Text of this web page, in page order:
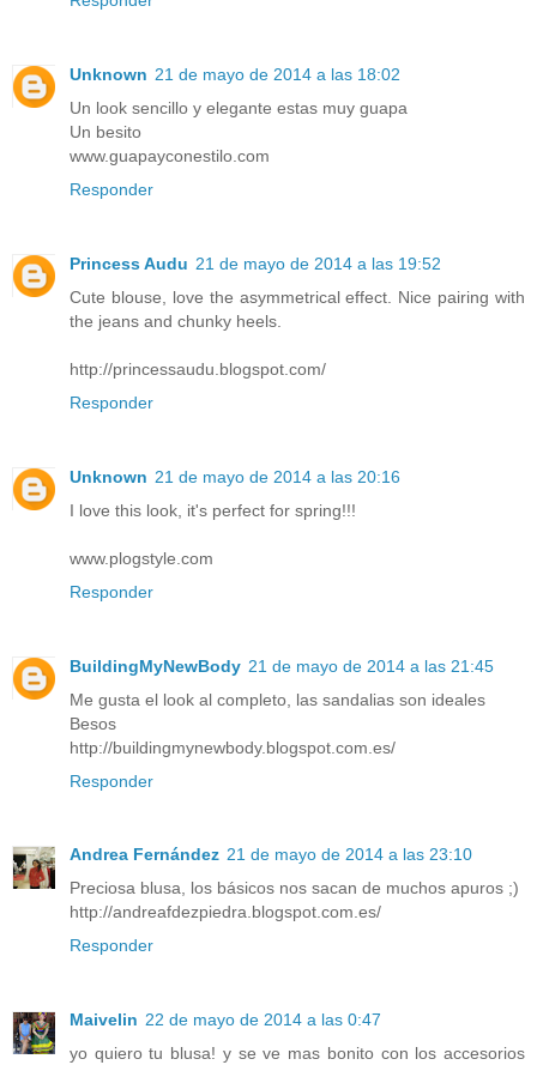
Unknown 21 de mayo de 2014 a las 18:02
Un look sencillo y elegante estas muy guapa
Un besito
www.guapayconestilo.com
Responder
Princess Audu 21 de mayo de 2014 a las 19:52
Cute blouse, love the asymmetrical effect. Nice pairing with
the jeans and chunky heels.
http://princessaudu.blogspot.com/
Responder
Unknown 21 de mayo de 2014 a las 20:16
I love this look, it's perfect for spring!!!
www.plogstyle.com
Responder
BuildingMyNewBody 21 de mayo de 2014 a las 21:45
Me gusta el look al completo, las sandalias son ideales
Besos
http://buildingmynewbody.blogspot.com.es/
Responder
Andrea Fernández 21 de mayo de 2014 a las 23:10
Preciosa blusa, los básicos nos sacan de muchos apuros ;)
http://andreafdezpiedra.blogspot.com.es/
Responder
Maivelin 22 de mayo de 2014 a las 0:47
yo quiero tu blusa! y se ve mas bonito con los accesorios